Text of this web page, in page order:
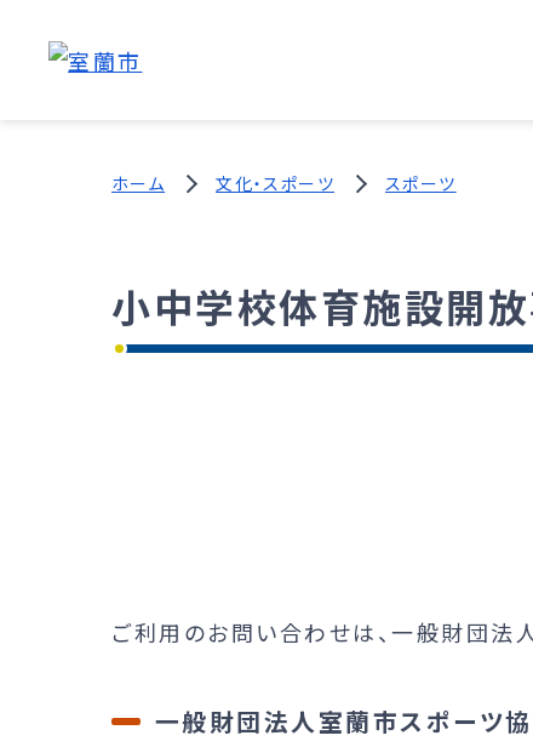
ホーム 文化・スポーツ スポーツ
小中学校体育施設開
ご利用のお問い合わせは、一般財団法
一般財団法人室蘭市スポーツ